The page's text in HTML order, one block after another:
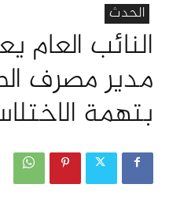
الحدث
النائب
مدير مصرف
بتهمة